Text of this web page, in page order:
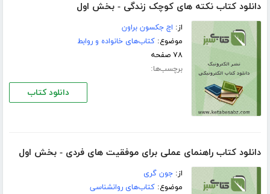
دانلود کتاب نکته های کوچک زندگی - بخش اول
از: اچ جکسون براون
موضوع:کتاب‌های خانواده و روابط
۷۸ صفحه
برچسب‌ها:
دانلود کتاب
دانلود کتاب راهنمای عملی برای موفقیت های فردی - بخش اول
از:جون گری
موضوع:کتاب‌های روانشناسی